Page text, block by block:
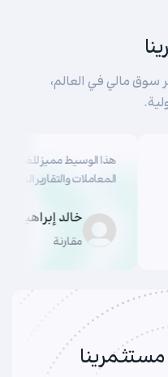
سوق مالي في العالم،
هذا الوسيط مميز
المعاملات والتقارير
خالد إبراهيم
مقارنة